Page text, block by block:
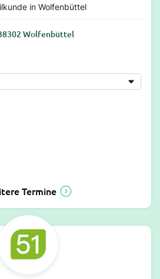
in Wolfenbüttel
Wolfenbüttel
Termine